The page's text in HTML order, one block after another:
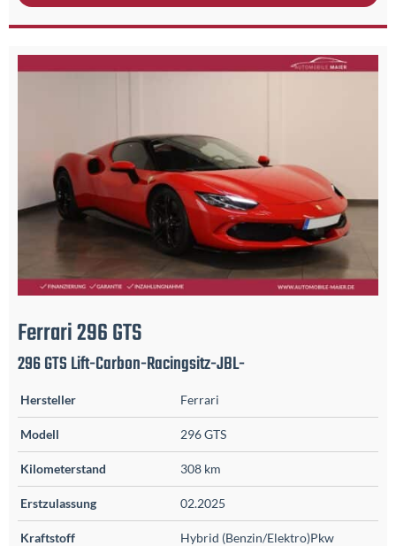
Ferrari296 GTS
296 GTS Lift-Carbon-Racingsitz-JBL-
Hersteller Ferrari
Modell 296 GTS
Kilometerstand 308 km
Erstzulassung 02.2025
Kraftstoff Hybrid (Benzin/Elektro)Pkw